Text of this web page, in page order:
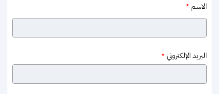
الاسم *
البريد الإلكتروني *